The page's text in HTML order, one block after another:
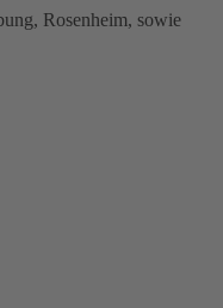
Rosenheim, sowie